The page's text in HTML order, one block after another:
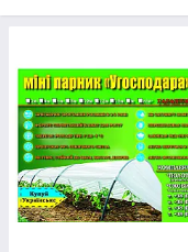
Завдяки своїм
знайшов безліч
*Приховування рослин
несприятливих
*Мульчування грунту;
*Захист багаторічних
морозів взимку;